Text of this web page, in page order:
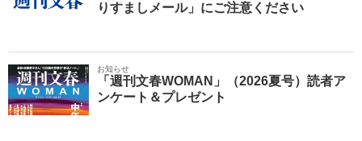
りすましメール」にご注意ください
お知らせ
「週刊文春WOMAN」（2026夏号）読者ア
ンケート＆プレゼント